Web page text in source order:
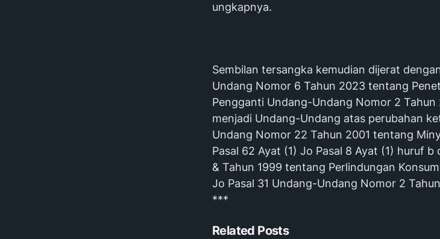
ungkapnya.
Sembilan tersangka kemudian dijerat
Undang Nomor 6 Tahun 2023 tentang
Pengganti Undang-Undang Nomor 2
menjadi Undang-Undang atas perubahan
Undang Nomor 22 Tahun 2001 tentang
Pasal 62 Ayat (1) Jo Pasal 8 Ayat (1) huruf
& Tahun 1999 tentang Perlindungan
Jo Pasal 31 Undang-Undang Nomor 2
***
Related Posts